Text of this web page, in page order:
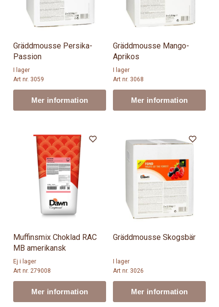
Gräddmousse Persika-
Passion
I lager
Art nr. 3059
Mer information
Gräddmousse Mango-
Aprikos
I lager
Art nr. 3068
Mer information
Muffinsmix Choklad RAC
MB amerikansk
Ej i lager
Art nr. 279008
Mer information
Gräddmousse Skogsbär
I lager
Art nr. 3026
Mer information